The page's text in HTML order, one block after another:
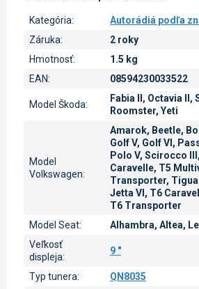
Kategória:
Autorádiá podľa
Záruka:
2 roky
Hmotnosť:
1.5 kg
EAN: 08594230033522
Model Škoda:
Fabia II, Octavia II,
Roomster, Yeti
Model
Volkswagen:
Amarok, Beetle,
Golf V, Golf VI,
Polo V, Scirocco
Caravelle, T5
Transporter,
Jetta VI, T6
T6 Transporter
Model Seat:
Alhambra, Altea,
Veľkosť
displeja:
9 "
Typ tunera:
QN8035